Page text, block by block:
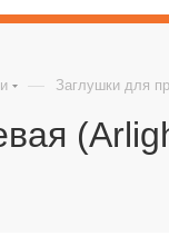
— Заглушки для